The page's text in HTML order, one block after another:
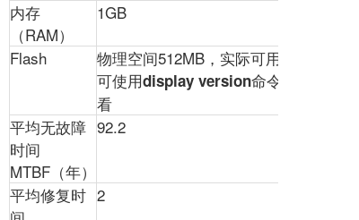
内存
（RAM）
1GB
Flash
物理空间512MB，实际可用空间
可使用display version命令查
看
平均无故障
时间
MTBF（年）
92.2
平均修复时 2